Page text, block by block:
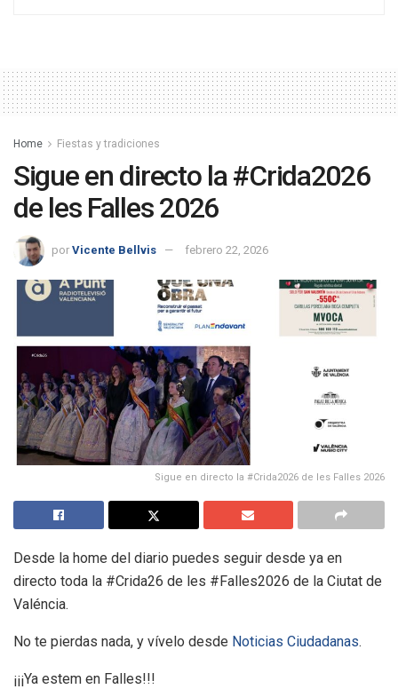
Home Fiestas y tradiciones
Sigue en directo la #Crida2026
de les Falles 2026
por Vicente Bellvis febrero 22, 2026
Sigue en directo la #Crida2026 de les Falles 2026
Desde la home del diario puedes seguir desde ya en
directo toda la #Crida26 de les #Falles2026 de la Ciutat de
Valéncia.
No te pierdas nada, y vívelo desde Noticias Ciudadanas.
¡¡¡Ya estem en Falles!!!